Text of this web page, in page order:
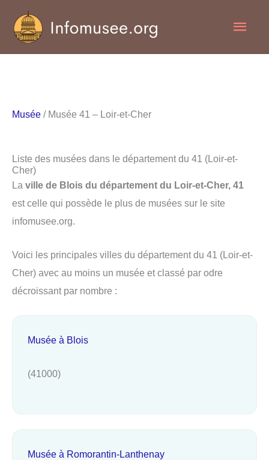
contenu
Musée / Musée 41 – Loir-et-Cher
Liste des musées dans le département du 41 (Loir-et-
Cher)
La ville de Blois du département du Loir-et-Cher, 41
est celle qui possède le plus de musées sur le site
infomusee.org.
Voici les principales villes du département du 41 (Loir-et-
Cher) avec au moins un musée et classé par odre
décroissant par nombre :
Musée à Blois
(41000)
Musée à Romorantin-Lanthenay